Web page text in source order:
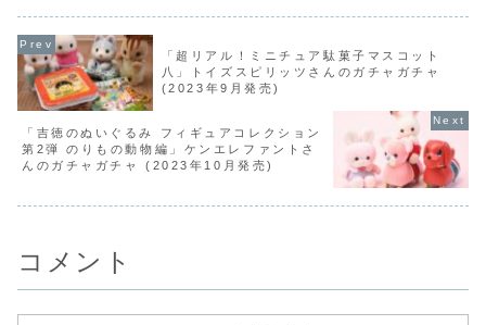
「超リアル！ミニチュア駄菓子マスコット
八」トイズスピリッツさんのガチャガチャ
(2023年9月発売)
「吉徳のぬいぐるみ フィギュアコレクション
第2弾 のりもの動物編」ケンエレファントさ
んのガチャガチャ (2023年10月発売)
コメント